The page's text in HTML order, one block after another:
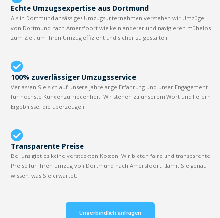
Echte Umzugsexpertise aus Dortmund
Als in Dortmund ansässiges Umzugsunternehmen verstehen wir Umzüge
von Dortmund nach Amersfoort wie kein anderer und navigieren mühelos
zum Ziel, um Ihren Umzug effizient und sicher zu gestalten.
100% zuverlässiger Umzugsservice
Verlassen Sie sich auf unsere jahrelange Erfahrung und unser Engagement
für höchste Kundenzufriedenheit. Wir stehen zu unserem Wort und liefern
Ergebnisse, die überzeugen.
Transparente Preise
Bei uns gibt es keine versteckten Kosten. Wir bieten faire und transparente
Preise für Ihren Umzug von Dortmund nach Amersfoort, damit Sie genau
wissen, was Sie erwartet.
Unverbindlich anfragen